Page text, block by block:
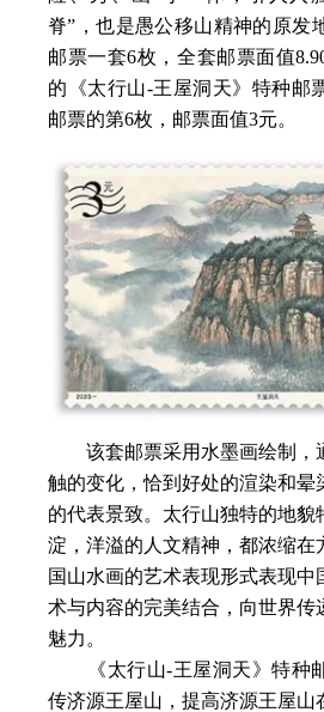
脊”，也是愚公移山精神的原发
邮票一套6枚，全套邮票面值
的《太行山-王屋洞天》特种邮
邮票的第6枚，邮票面值3元。
该套邮票采用水墨画绘制，
触的变化，恰到好处的渲染和晕
的代表景致。太行山独特的地貌
淀，洋溢的人文精神，都浓缩在
国山水画的艺术表现形式表现中
术与内容的完美结合，向世界传
魅力。
《太行山-王屋洞天》特种
传济源王屋山，提高济源王屋山